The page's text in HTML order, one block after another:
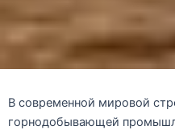
В современной мировой
горнодобывающей